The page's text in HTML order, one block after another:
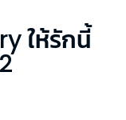
ให้รักนี้